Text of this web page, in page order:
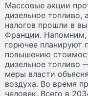
Массовые акции
дизельное топливо,
налогов прошли в
Франции. Напомним,
горючее планируют
повышению
дизельное топливо
меры власти
воздуха. Во время
человек. Всего в